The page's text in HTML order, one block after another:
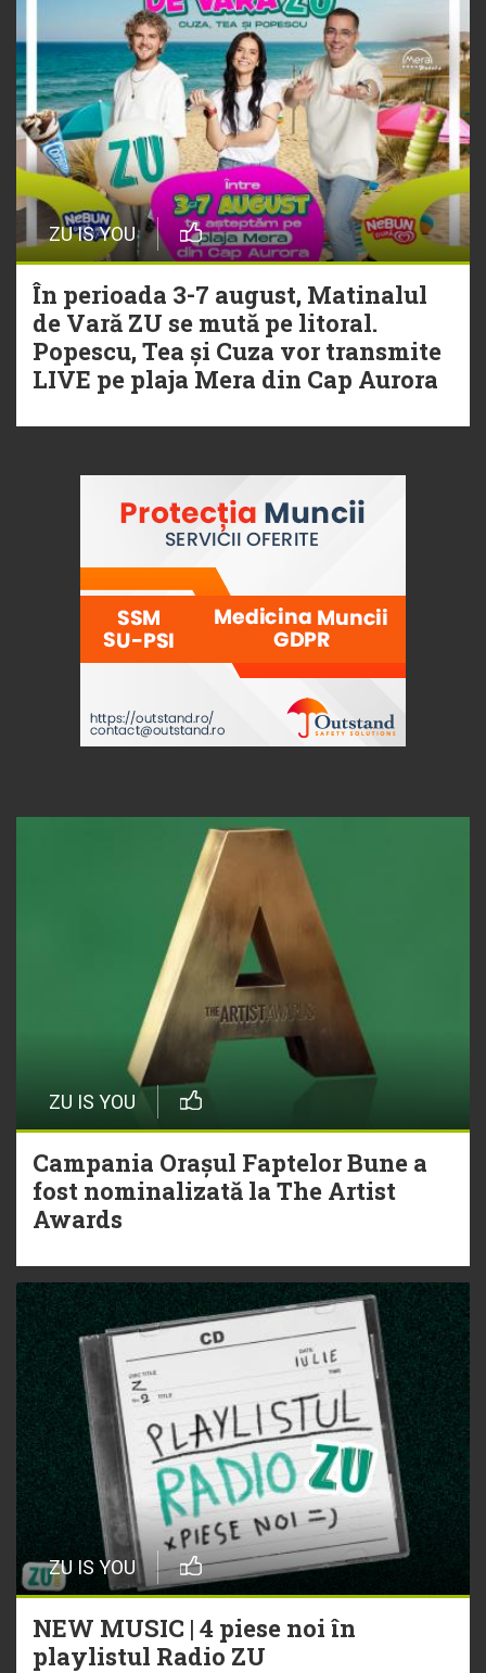
ZU IS YOU
În perioada 3-7 august, Matinalul
de Vară ZU se mută pe litoral.
Popescu, Tea și Cuza vor transmite
LIVE pe plaja Mera din Cap Aurora
ZU IS YOU
Campania Orașul Faptelor Bune a
fost nominalizată la The Artist
Awards
ZU IS YOU
NEW MUSIC | 4 piese noi în
playlistul Radio ZU